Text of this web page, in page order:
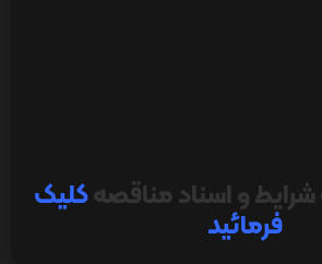
و اسناد مناقصهکلیک
فرمائید